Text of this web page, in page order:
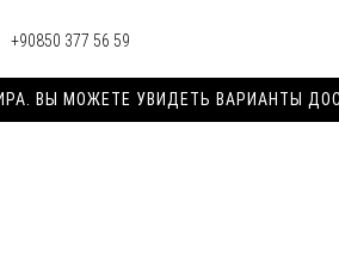
+90850 377 56 59
ВЫ МОЖЕТЕ УВИДЕТЬ ВАРИАНТЫ